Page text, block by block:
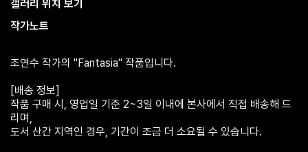
갤러리 위치 보기
작가노트
조연수 작가의 "Fantasia" 작품입니다.
[배송 정보]
작품 구매 시, 영업일 기준 2~3일 이내에 본사에서 직접 배송해 드
리며,
도서 산간 지역인 경우, 기간이 조금 더 소요될 수 있습니다.